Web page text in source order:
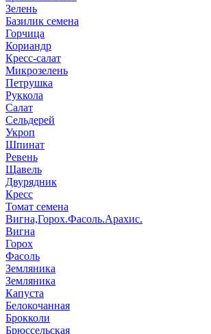
Зелень
Базилик семена
Горчица
Кориандр
Кресс-салат
Микрозелень
Петрушка
Руккола
Салат
Сельдерей
Укроп
Шпинат
Ревень
Щавель
Двурядник
Кресс
Томат семена
Вигна,Горох.Фасоль.Арахис.
Вигна
Горох
Фасоль
Земляника
Земляника
Капуста
Белокочанная
Брокколи
Брюссельская